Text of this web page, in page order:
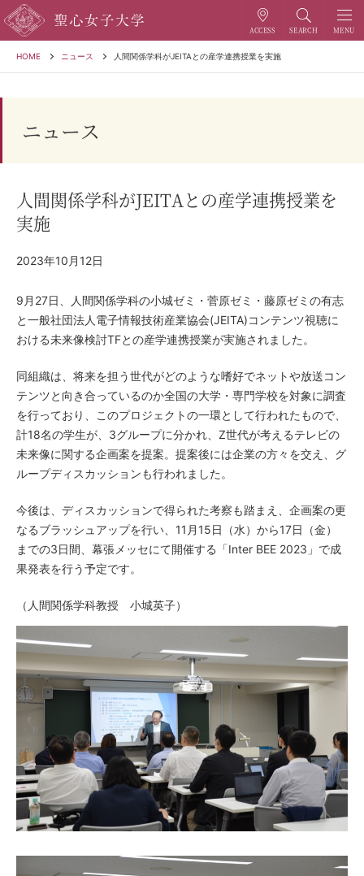
HOME ニュース 人間関係学科がJEITAとの産学連携授業を実施
ニュース
人間関係学科がJEITAとの産学連携授業を
実施
2023年10月12日
9月27日、人間関係学科の小城ゼミ・菅原ゼミ・藤原ゼミの有志
と一般社団法人電子情報技術産業協会(JEITA)コンテンツ視聴に
おける未来像検討TFとの産学連携授業が実施されました。
同組織は、将来を担う世代がどのような嗜好でネットや放送コン
テンツと向き合っているのか全国の大学・専門学校を対象に調査
を行っており、このプロジェクトの一環として行われたもので、
計18名の学生が、3グループに分かれ、Z世代が考えるテレビの
未来像に関する企画案を提案。提案後には企業の方々を交え、グ
ループディスカッションも行われました。
今後は、ディスカッションで得られた考察も踏まえ、企画案の更
なるブラッシュアップを行い、11月15日（水）から17日（金）
までの3日間、幕張メッセにて開催する「Inter BEE 2023」で成
果発表を行う予定です。
（人間関係学科教授 小城英子）